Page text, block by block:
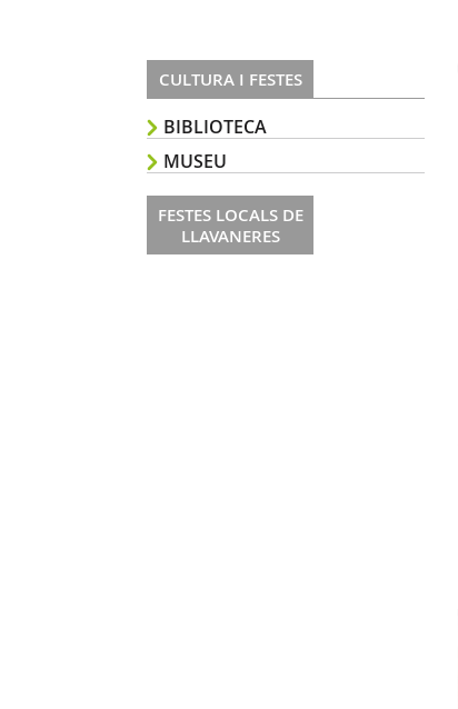
CULTURA I FESTES
BIBLIOTECA
MUSEU
FESTES LOCALS DE
LLAVANERES